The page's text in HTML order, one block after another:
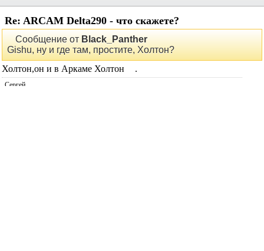
Re: ARCAM Delta290 - что скажете?
Сообщение от Black_Panther
Gishu, ну и где там, простите, Холтон?
Холтон,он и в Аркаме Холтон
.
Сергей.